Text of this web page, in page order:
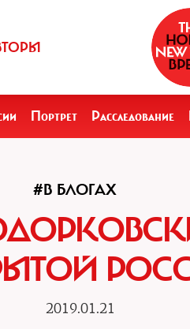
Портрет Расследование
#В БЛОГАХ
2019.01.21